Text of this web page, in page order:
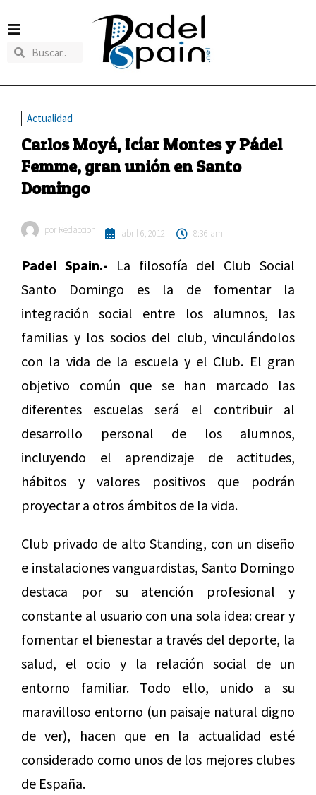
Actualidad
Carlos Moyá, Icíar Montes y Pádel
Femme, gran unión en Santo
Domingo
por Redaccion abril 6, 2012 8:36 am
Padel Spain.- La filosofía del Club Social
Santo Domingo es la de fomentar la
integración social entre los alumnos, las
familias y los socios del club, vinculándolos
con la vida de la escuela y el Club. El gran
objetivo común que se han marcado las
diferentes escuelas será el contribuir al
desarrollo personal de los alumnos,
incluyendo el aprendizaje de actitudes,
hábitos y valores positivos que podrán
proyectar a otros ámbitos de la vida.
Club privado de alto Standing, con un diseño
e instalaciones vanguardistas, Santo Domingo
destaca por su atención profesional y
constante al usuario con una sola idea: crear y
fomentar el bienestar a través del deporte, la
salud, el ocio y la relación social de un
entorno familiar. Todo ello, unido a su
maravilloso entorno (un paisaje natural digno
de ver), hacen que en la actualidad esté
considerado como unos de los mejores clubes
de España.